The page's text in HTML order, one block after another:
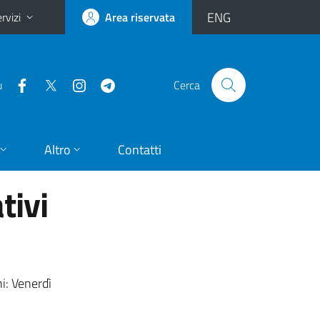
Area riservata ENG
Cerca
Altro Contatti
Venerdì